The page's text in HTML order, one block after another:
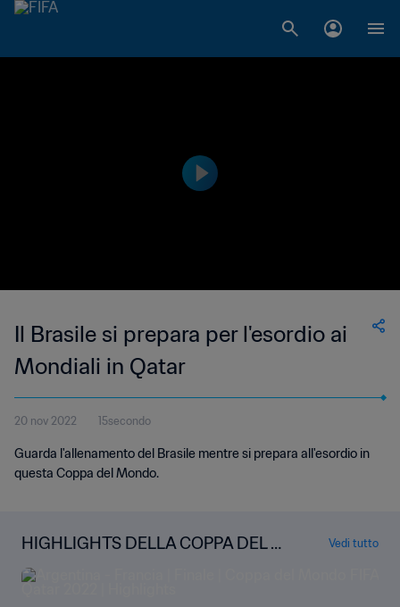
Il Brasile si prepara per l'esordio ai
Mondiali in Qatar
20 nov 2022 15secondo
Guarda l'allenamento del Brasile mentre si prepara all'esordio in
questa Coppa del Mondo.
HIGHLIGHTS DELLA COPPA DEL M
ONDO
Vedi tutto